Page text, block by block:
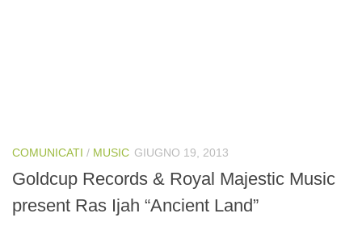
COMUNICATI / MUSIC GIUGNO 19, 2013
Goldcup Records & Royal Majestic Music
present Ras Ijah “Ancient Land”